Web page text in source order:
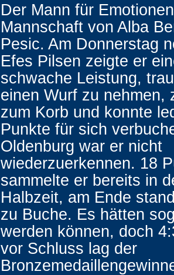
Der Mann für
Mannschaft von Alba
Pesic. Am Donnerstag
Efes Pilsen zeigte er
schwache Leistung,
einen Wurf zu nehmen,
zum Korb und konnte
Punkte für sich
Oldenburg war er nicht
wiederzuerkennen. 18
sammelte er bereits in
Halbzeit, am Ende
zu Buche. Es hätten
werden können, doch
vor Schluss lag der